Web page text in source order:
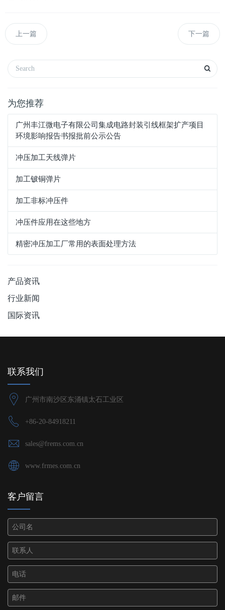
上一篇 下一篇
为您推荐
广州丰江微电子有限公司集成电路封装引线框架扩产项目
环境影响报告书报批前公示公告
冲压加工天线弹片
加工铍铜弹片
加工非标冲压件
冲压件应用在这些地方
精密冲压加工厂常用的表面处理方法
产品资讯
行业新闻
国际资讯
联系我们
广州市南沙区东涌镇太石工业区
+86-20-84918211
sales@frems.com.cn
www.frmes.com.cn
客户留言